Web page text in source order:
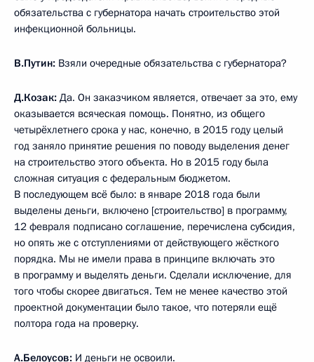
обязательства с губернатора начать строительство этой
инфекционной больницы.
В.Путин: Взяли очередные обязательства с губернатора?
Д.Козак: Да. Он заказчиком является, отвечает за это, ему
оказывается всяческая помощь. Понятно, из общего
четырёхлетнего срока у нас, конечно, в 2015 году целый
год заняло принятие решения по поводу выделения денег
на строительство этого объекта. Но в 2015 году была
сложная ситуация с федеральным бюджетом.
В последующем всё было: в январе 2018 года были
выделены деньги, включено [строительство] в программу,
12 февраля подписано соглашение, перечислена субсидия,
но опять же с отступлениями от действующего жёсткого
порядка. Мы не имели права в принципе включать это
в программу и выделять деньги. Сделали исключение, для
того чтобы скорее двигаться. Тем не менее качество этой
проектной документации было такое, что потеряли ещё
полтора года на проверку.
А.Белоусов: И деньги не освоили.